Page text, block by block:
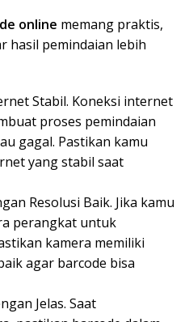
online memang praktis,
hasil pemindaian lebih
Stabil. Koneksi internet
proses pemindaian
gagal. Pastikan kamu
yang stabil saat
Resolusi Baik. Jika kamu
perangkat untuk
kamera memiliki
agar barcode bisa
Jelas. Saat